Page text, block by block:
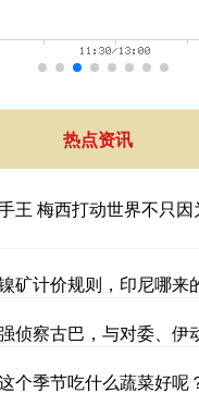
热点资讯
王 梅西打动世界不只
矿计价规则，印尼哪来
侦察古巴，与对委、伊
个季节吃什么蔬菜好呢